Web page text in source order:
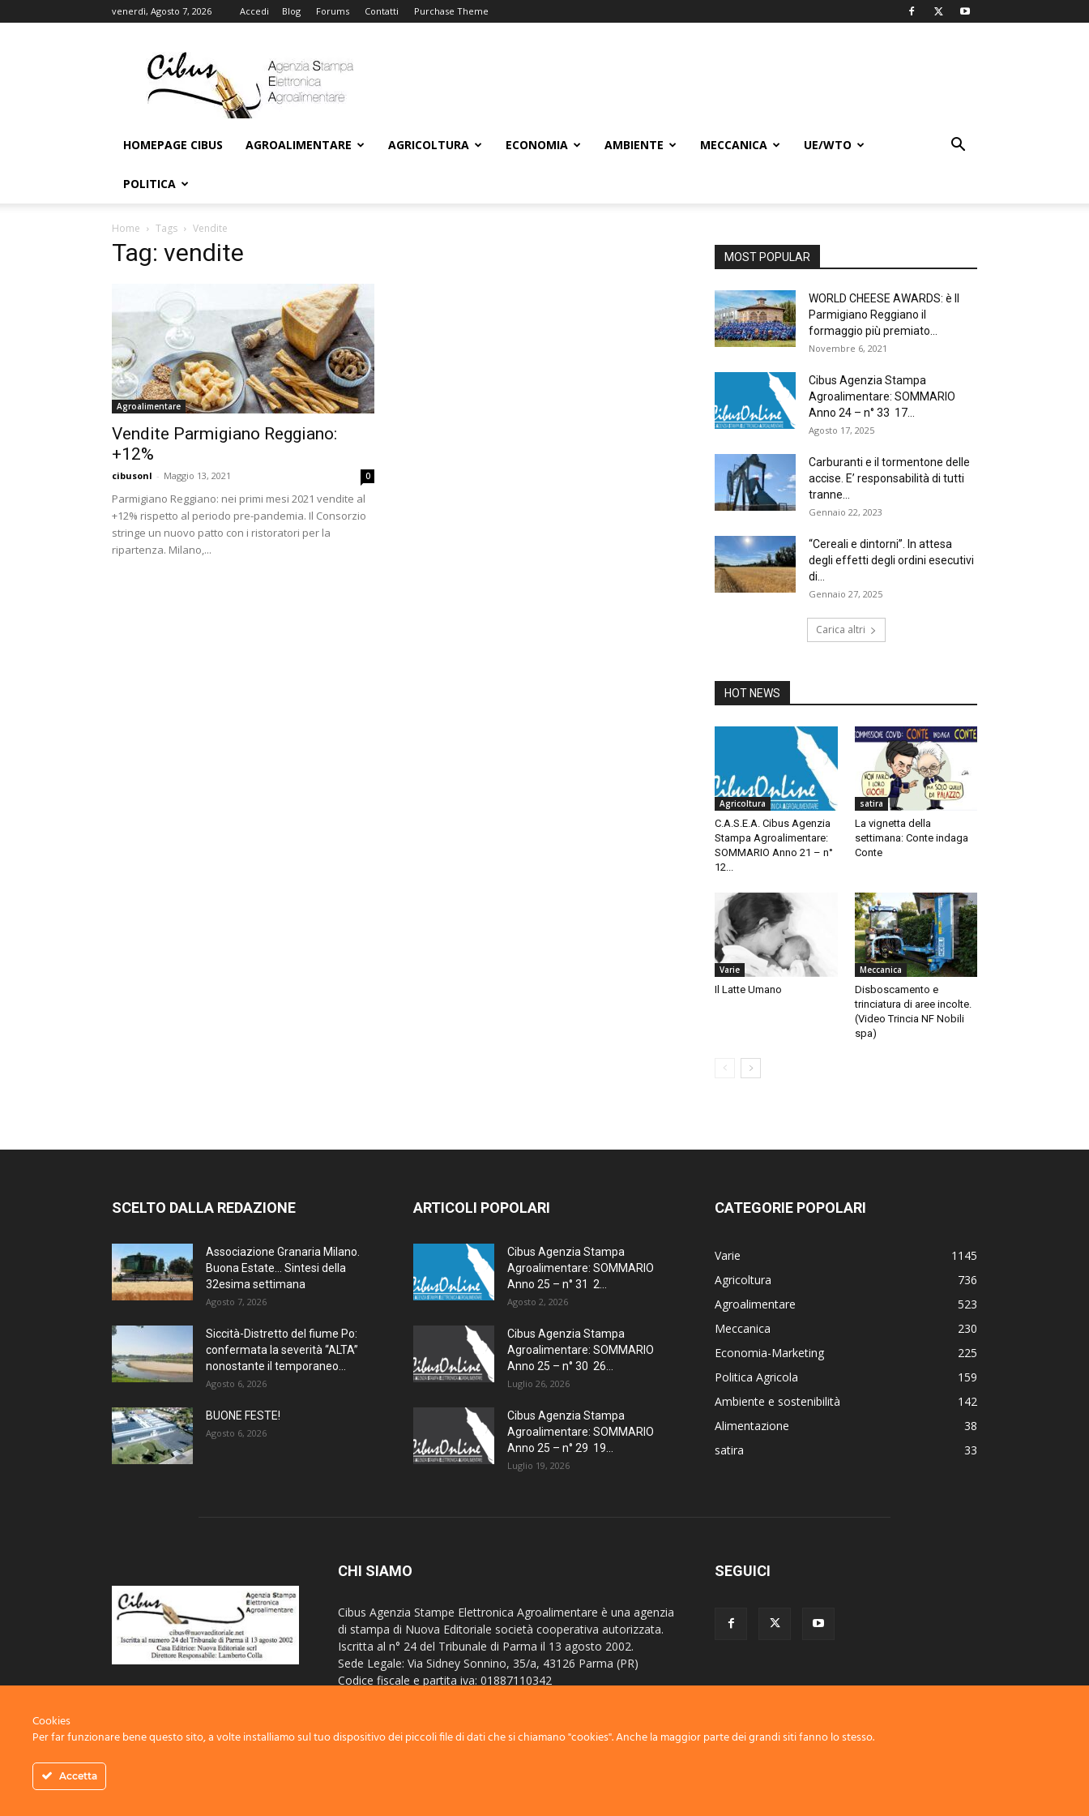
venerdì, Agosto 7, 2026 Accedi Blog Forums Contatti Purchase Theme
Online
HOMEPAGE CIBUS AGROALIMENTARE AGRICOLTURA ECONOMIA AMBIENTE MECCANICA UE/WTO
POLITICA
Home Tags Vendite
Tag: vendite
Agroalimentare
Vendite Parmigiano Reggiano:
+12%
cibusonl - Maggio 13, 2021 0
Parmigiano Reggiano: nei primi mesi 2021 vendite al
+12% rispetto al periodo pre-pandemia. Il Consorzio
stringe un nuovo patto con i ristoratori per la
ripartenza. Milano,...
MOST POPULAR
WORLD CHEESE AWARDS: è Il
Parmigiano Reggiano il
formaggio più premiato...
Novembre 6, 2021
Cibus Agenzia Stampa
Agroalimentare: SOMMARIO
Anno 24 – n° 33 17...
Agosto 17, 2025
Carburanti e il tormentone delle
accise. E’ responsabilità di tutti
tranne...
Gennaio 22, 2023
“Cereali e dintorni”. In attesa
degli effetti degli ordini esecutivi
di...
Gennaio 27, 2025
Carica altri
HOT NEWS
Agricoltura
C.A.S.E.A. Cibus Agenzia
Stampa Agroalimentare:
SOMMARIO Anno 21 – n°
12...
satira
La vignetta della
settimana: Conte indaga
Conte
Varie
Il Latte Umano
Meccanica
Disboscamento e
trinciatura di aree incolte.
(Video Trincia NF Nobili
spa)
SCELTO DALLA REDAZIONE
Associazione Granaria Milano.
Buona Estate… Sintesi della
32esima settimana
Agosto 7, 2026
Siccità-Distretto del fiume Po:
confermata la severità “ALTA”
nonostante il temporaneo...
Agosto 6, 2026
BUONE FESTE!
Agosto 6, 2026
ARTICOLI POPOLARI
Cibus Agenzia Stampa
Agroalimentare: SOMMARIO
Anno 25 – n° 31 2...
Agosto 2, 2026
Cibus Agenzia Stampa
Agroalimentare: SOMMARIO
Anno 25 – n° 30 26...
Luglio 26, 2026
Cibus Agenzia Stampa
Agroalimentare: SOMMARIO
Anno 25 – n° 29 19...
Luglio 19, 2026
CATEGORIE POPOLARI
Varie
1145
Agricoltura
736
Agroalimentare
523
Meccanica
230
Economia-Marketing
225
Politica Agricola
159
Ambiente e sostenibilità
142
Alimentazione
38
satira
33
CHI SIAMO
Cibus Agenzia Stampe Elettronica Agroalimentare è una agenzia
di stampa di Nuova Editoriale società cooperativa autorizzata.
Iscritta al n° 24 del Tribunale di Parma il 13 agosto 2002.
Sede Legale: Via Sidney Sonnino, 35/a, 43126 Parma (PR)
Codice fiscale e partita iva: 01887110342
SEGUICI
Cookies
Per far funzionare bene questo sito, a volte installiamo sul tuo dispositivo dei piccoli file di dati che si chiamano "cookies". Anche la maggior parte dei grandi siti fanno lo stesso.
Accetta